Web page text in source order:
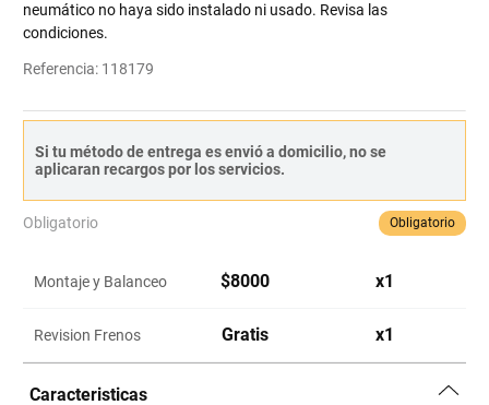
neumático no haya sido instalado ni usado. Revisa las
condiciones.
Referencia: 118179
Si tu método de entrega es envió a domicilio, no se
aplicaran recargos por los servicios.
Obligatorio Obligatorio
Montaje y Balanceo $8000 x1
Revision Frenos Gratis x1
Caracteristicas